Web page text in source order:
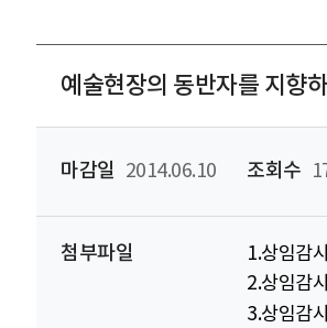
예술현장의 동반자를 지향
마감일 2014.06.10 조회수
첨부파일 1.상임감
2.상임감
3.상임감